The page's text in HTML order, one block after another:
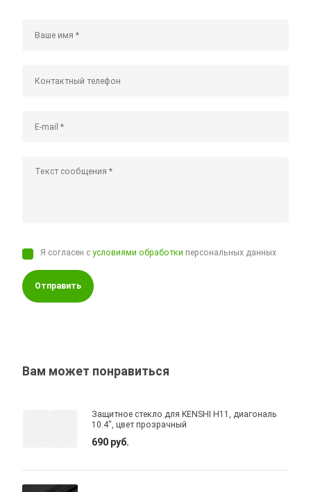
Я согласен сусловиями обработки персональных данных
Отправить
Вам может понравиться
Защитное стекло для KENSHI H11, диагональ
10.4", цвет прозрачный
690 руб.